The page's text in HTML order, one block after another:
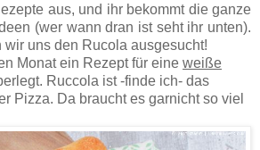
aus, und ihr bekommt die ganze
(wer wann dran ist seht ihr unten).
wir uns den Rucola ausgesucht!
Monat ein Rezept für eine weiße
Ruccola ist -finde ich- das
Pizza. Da braucht es garnicht so viel